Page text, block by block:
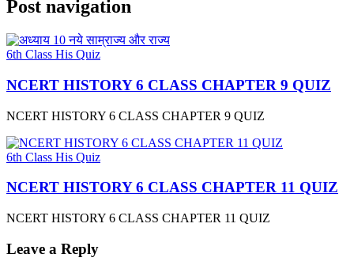
Post navigation
6th Class His Quiz
NCERT HISTORY 6 CLASS CHAPTER 9 QUIZ
NCERT HISTORY 6 CLASS CHAPTER 9 QUIZ
6th Class His Quiz
NCERT HISTORY 6 CLASS CHAPTER 11 QUIZ
NCERT HISTORY 6 CLASS CHAPTER 11 QUIZ
Leave a Reply